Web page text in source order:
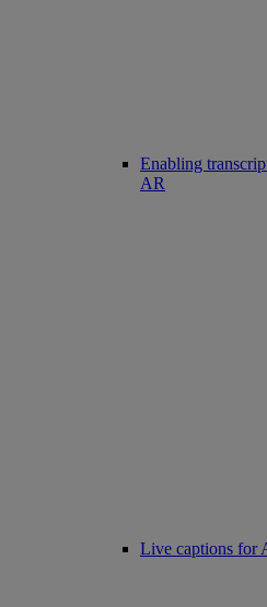
Enabling
AR
Live captions for